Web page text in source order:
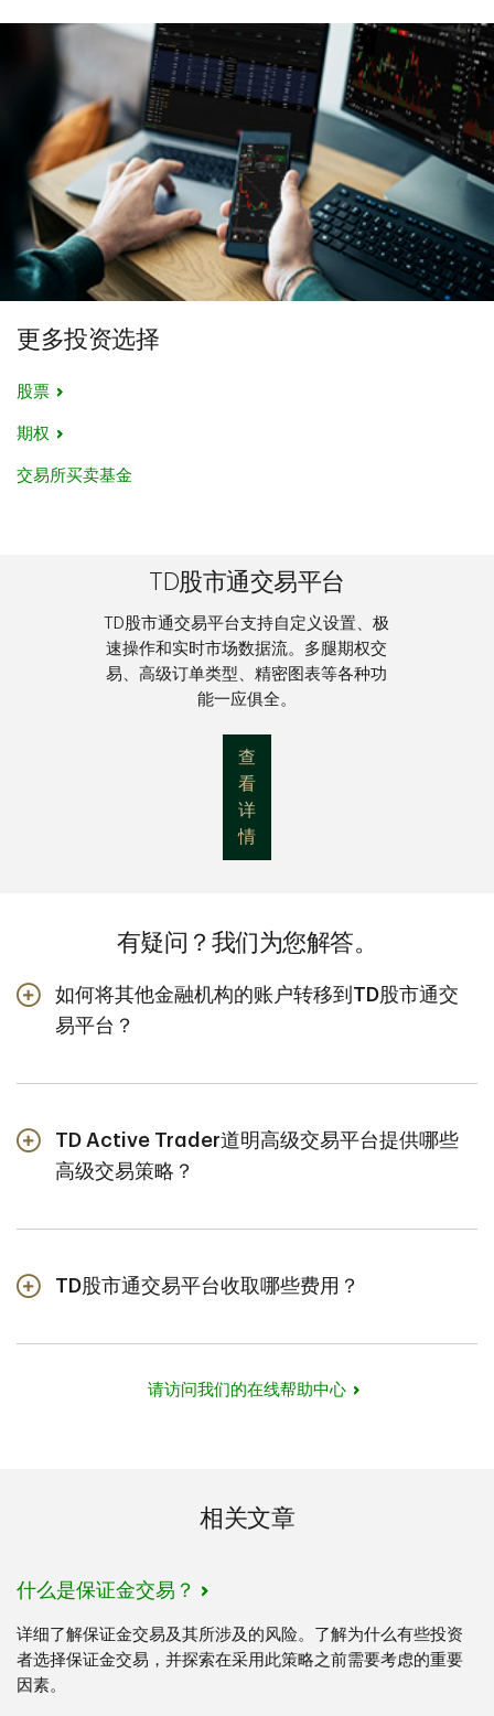
我可以交易碎股吗？
我可以交易期权吗？
是的，最多支持双腿策略
允许卖空交易吗？
是的，但前提是已启用卖空功能
使用TD App进行交易
我可以加杠杆购买证券吗？
是的，采用仅对股市通交易平台客户开放的高级保证金算法
我可以交易碎股吗？
否
我可以交易期权吗？
是的，最多支持四腿策略
专属TD股市通交易平台App
更多投资选择
股票
期权
交易所买卖基金
TD股市通交易平台
TD股市通交易平台支持自定义设置、极
速操作和实时市场数据流。多腿期权交
易、高级订单类型、精密图表等各种功
能一应俱全。
查
看
详
情
有疑问？我们为您解答。
如何将其他金融机构的账户转移到TD股市通交
易平台？
成。转移所需时间取决于账户类型、转出机构、您持有的
论这些详细信息。
请拨打1-877-348-6722安排您方便的预约时间。
TD Active Trader道明高级交易平台提供哪些
高级交易策略？
交易工具和资源，全部可按照您的喜好进行个性化定制。
略。此外，它还提供高级图表功能，您可以通过使用超过
Active Trader高级交易平台中提供的的其他高级交易策略
包括One Cancels Other (OCO)、First Triggers One
TD股市通交易平台收取哪些费用？
一致，包括交易佣金、保证金利息及证券交易委员会
请访问我们的在线帮助中心
相关文章
什么是保证金交易？
详细了解保证金交易及其所涉及的风险。了解为什么有些投资
者选择保证金交易，并探索在采用此策略之前需要考虑的重要
因素。